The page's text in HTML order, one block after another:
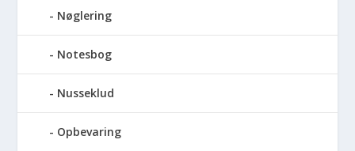
Nøglering
Notesbog
Nusseklud
Opbevaring